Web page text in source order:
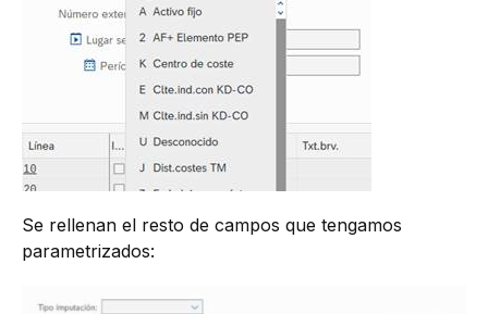
Se rellenan el resto de campos que tengamos
parametrizados: